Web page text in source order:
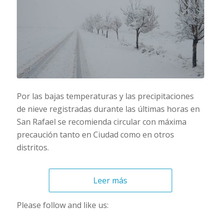
Por las bajas temperaturas y las precipitaciones
de nieve registradas durante las últimas horas en
San Rafael se recomienda circular con máxima
precaución tanto en Ciudad como en otros
distritos.
Leer más
Please follow and like us: